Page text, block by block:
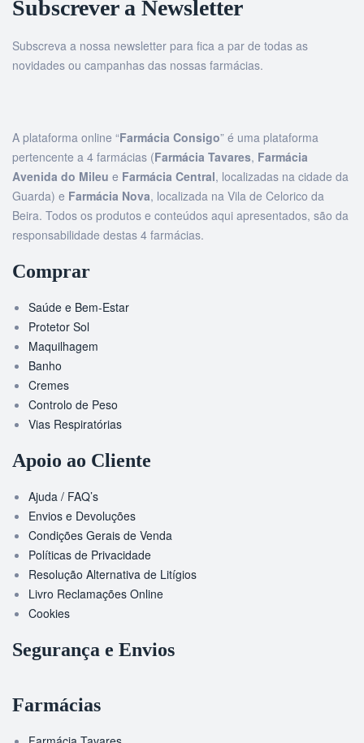
Subscrever a Newsletter
Subscreva a nossa newsletter para fica a par de todas as
novidades ou campanhas das nossas farmácias.
A plataforma online “Farmácia Consigo” é uma plataforma
pertencente a 4 farmácias (Farmácia Tavares, Farmácia
Avenida do Mileu e Farmácia Central, localizadas na cidade da
Guarda) e Farmácia Nova, localizada na Vila de Celorico da
Beira. Todos os produtos e conteúdos aqui apresentados, são da
responsabilidade destas 4 farmácias.
Comprar
Saúde e Bem-Estar
Protetor Sol
Maquilhagem
Banho
Cremes
Controlo de Peso
Vias Respiratórias
Apoio ao Cliente
Ajuda / FAQ’s
Envios e Devoluções
Condições Gerais de Venda
Políticas de Privacidade
Resolução Alternativa de Litígios
Livro Reclamações Online
Cookies
Segurança e Envios
Farmácias